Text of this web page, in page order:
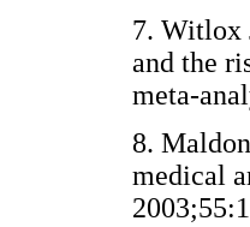
7. Witlox
and the
meta-
8.
medical